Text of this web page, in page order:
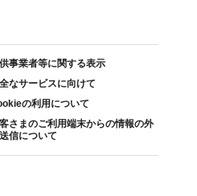
事業者等に関する表示
なサービスに向けて
の利用について
さまのご利用端末からの情報の外
信について